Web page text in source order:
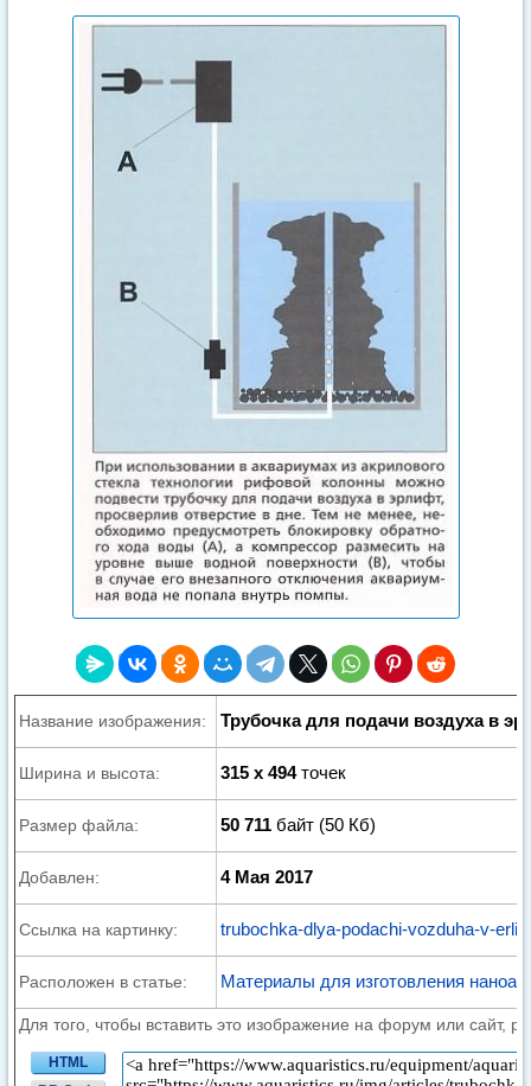
Название изображения: Трубочка для подачи воздуха в
Ширина и высота: 315 x 494точек
Размер файла: 50 711 байт (50 Кб)
Добавлен: 4 Мая 2017
Ссылка на картинку: trubochka-dlya-podachi-vozduha-v-
Расположен в статье: Материалы для изготовления
Для того, чтобы вставить это изображение на форум или сайт,
HTML